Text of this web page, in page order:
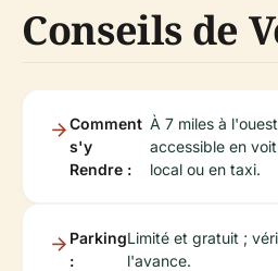
Conseils de
Comment
s'y
Rendre :
À 7 miles à
accessible en
local ou en taxi.
Parking
:
Limité et gratuit ;
l'avance.